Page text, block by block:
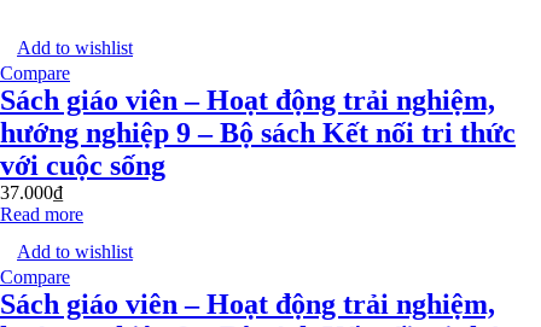
Add to wishlist
Compare
Sách giáo viên – Hoạt động trải nghiệm,
hướng nghiệp 9 – Bộ sách Kết nối tri thức
với cuộc sống
37.000₫
Read more
Add to wishlist
Compare
Sách giáo viên – Hoạt động trải nghiệm,